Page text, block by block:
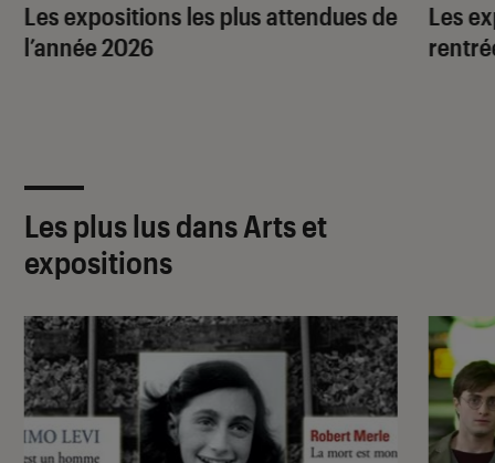
Les expositions les plus attendues de
l’année 2026
Les
Les plus lus dans Arts et
expositions